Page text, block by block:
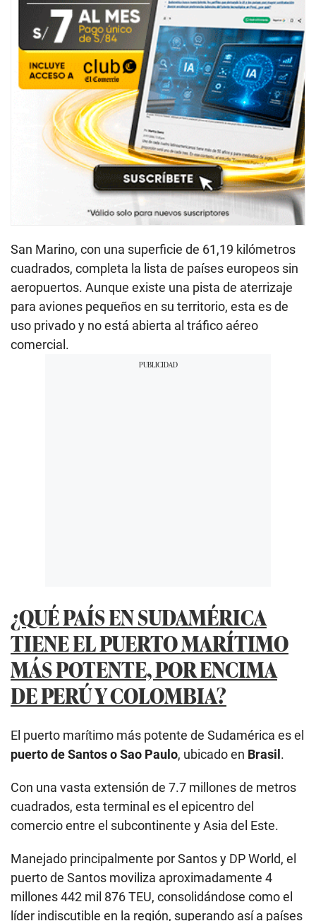
San Marino, con una superficie de 61,19 kilómetros
cuadrados, completa la lista de países europeos sin
aeropuertos. Aunque existe una pista de aterrizaje
para aviones pequeños en su territorio, esta es de
uso privado y no está abierta al tráfico aéreo
comercial.
¿QUÉ PAÍS EN SUDAMÉRICA
TIENE EL PUERTO MARÍTIMO
MÁS POTENTE, POR ENCIMA
DE PERÚ Y COLOMBIA?
El puerto marítimo más potente de Sudamérica es el
puerto de Santos o Sao Paulo, ubicado en Brasil.
Con una vasta extensión de 7.7 millones de metros
cuadrados, esta terminal es el epicentro del
comercio entre el subcontinente y Asia del Este.
Manejado principalmente por Santos y DP World, el
puerto de Santos moviliza aproximadamente 4
millones 442 mil 876 TEU, consolidándose como el
líder indiscutible en la región, superando así a países